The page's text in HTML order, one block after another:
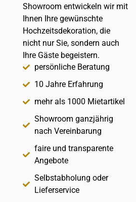
Showroom entwickeln wir mit
Ihnen Ihre gewünschte
Hochzeitsdekoration, die
nicht nur Sie, sondern auch
Ihre Gäste begeistern.
persönliche Beratung
10 Jahre Erfahrung
mehr als 1000 Mietartikel
Showroom ganzjährig
nach Vereinbarung
faire und transparente
Angebote
Selbstabholung oder
Lieferservice